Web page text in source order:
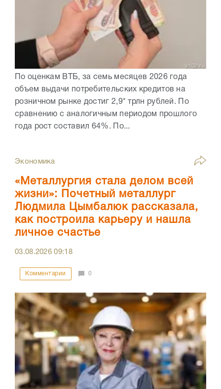
По оценкам ВТБ, за семь месяцев 2026 года
объем выдачи потребительских кредитов на
розничном рынке достиг 2,9* трлн рублей. По
сравнению с аналогичным периодом прошлого
года рост составил 64%. По...
Экономика
«Металлургия стала делом всей
жизни»: Почетный металлург
Людмила Цымбалюк рассказала,
как построила карьеру и нашла
личное счастье
03.08.202609:18
Комментарии 0